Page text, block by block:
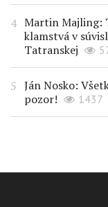
Martin Majling:
klamstvá v
Tatranskej
Ján Nosko:
pozor!
1437